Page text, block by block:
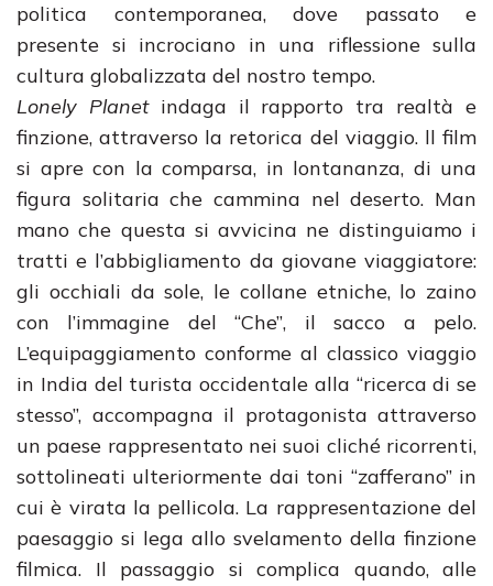
politica contemporanea, dove passato e
presente si incrociano in una riflessione sulla
cultura globalizzata del nostro tempo.
Lonely Planetindaga il rapporto tra realtà e
finzione, attraverso la retorica del viaggio. ll film
si apre con la comparsa, in lontananza, di una
figura solitaria che cammina nel deserto. Man
mano che questa si avvicina ne distinguiamo i
tratti e l’abbigliamento da giovane viaggiatore:
gli occhiali da sole, le collane etniche, lo zaino
con l’immagine del “Che”, il sacco a pelo.
L’equipaggiamento conforme al classico viaggio
in India del turista occidentale alla “ricerca di se
stesso”, accompagna il protagonista attraverso
un paese rappresentato nei suoi cliché ricorrenti,
sottolineati ulteriormente dai toni “zafferano” in
cui è virata la pellicola. La rappresentazione del
paesaggio si lega allo svelamento della finzione
filmica. Il passaggio si complica quando, alle